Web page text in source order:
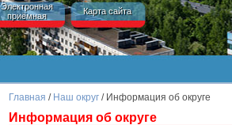
Электронная
приёмная
Карта сайта
Главная / Наш округ / Информация об округе
Информация об округе